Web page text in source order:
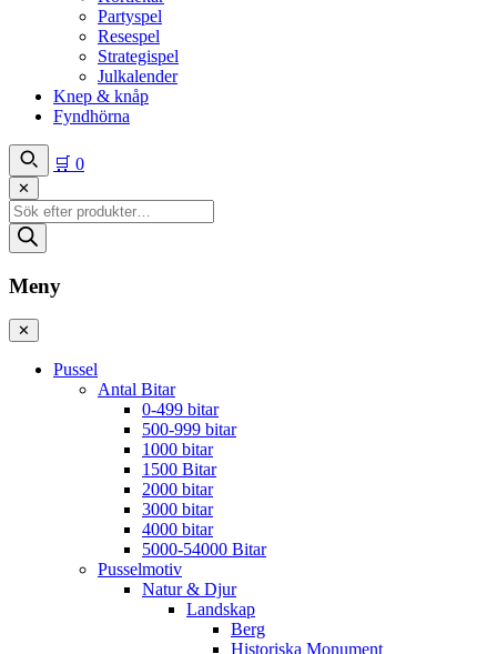
Partyspel
Resespel
Strategispel
Julkalender
Knep & knåp
Fyndhörna
🛒 0
✕
Produktsökning
Meny
✕
Pussel
Antal Bitar
0-499 bitar
500-999 bitar
1000 bitar
1500 Bitar
2000 bitar
3000 bitar
4000 bitar
5000-54000 Bitar
Pusselmotiv
Natur & Djur
Landskap
Berg
Historiska Monument